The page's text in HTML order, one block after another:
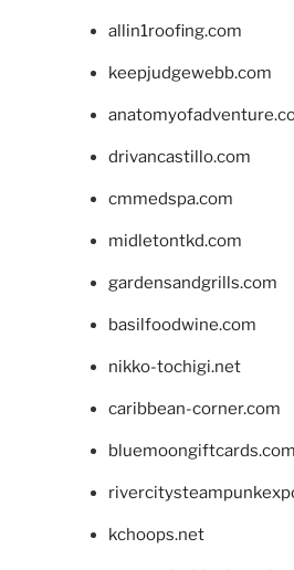
allin1roofing.com
keepjudgewebb.com
drivancastillo.com
cmmedspa.com
midletontkd.com
gardensandgrills.com
basilfoodwine.com
nikko-tochigi.net
caribbean-corner.com
bluemoongiftcards.com
kchoops.net